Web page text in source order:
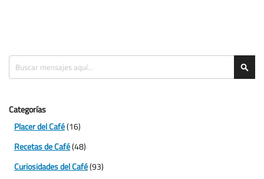
Search
Categorías
Placer del Café(16)
Recetas de Café(48)
Curiosidades del Café(93)